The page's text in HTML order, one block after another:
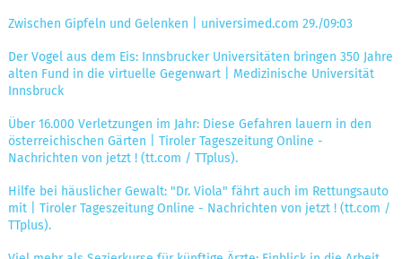
Zwischen Gipfeln und Gelenken | universimed.com 29./09:03
Der Vogel aus dem Eis: Innsbrucker Universitäten bringen 350 Jahre
alten Fund in die virtuelle Gegenwart | Medizinische Universität
Innsbruck
Über 16.000 Verletzungen im Jahr: Diese Gefahren lauern in den
österreichischen Gärten | Tiroler Tageszeitung Online -
Nachrichten von jetzt ! (tt.com / TTplus).
Hilfe bei häuslicher Gewalt: "Dr. Viola" fährt auch im Rettungsauto
mit | Tiroler Tageszeitung Online - Nachrichten von jetzt ! (tt.com /
TTplus).